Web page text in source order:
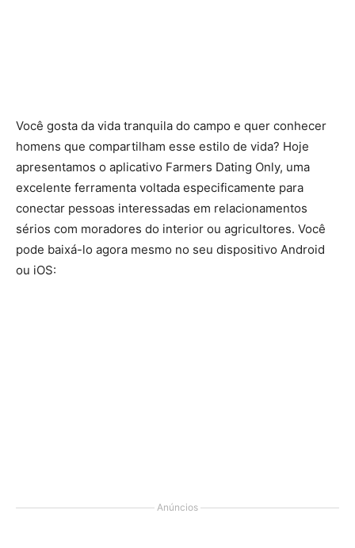
Você gosta da vida tranquila do campo e quer conhecer
homens que compartilham esse estilo de vida? Hoje
apresentamos o aplicativo Farmers Dating Only, uma
excelente ferramenta voltada especificamente para
conectar pessoas interessadas em relacionamentos
sérios com moradores do interior ou agricultores. Você
pode baixá-lo agora mesmo no seu dispositivo Android
ou iOS:
Anúncios